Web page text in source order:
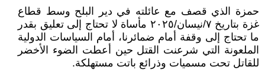
حمزة الذي قصف مع عائلته في دير البلح وسط قطاع
غزة بتاريخ ٧/نيسان/٢٠٢٥ مأساة لا تحتاج إلى تعليق بقدر
ما تحتاج إلى وقفة أمام ضمائرنا، أمام السياسات الدولية
الملعونة التي شرعنت القتل حين أعطت الضوء الأخضر
للقاتل تحت مسميات وذرائع باتت مستهلكة.